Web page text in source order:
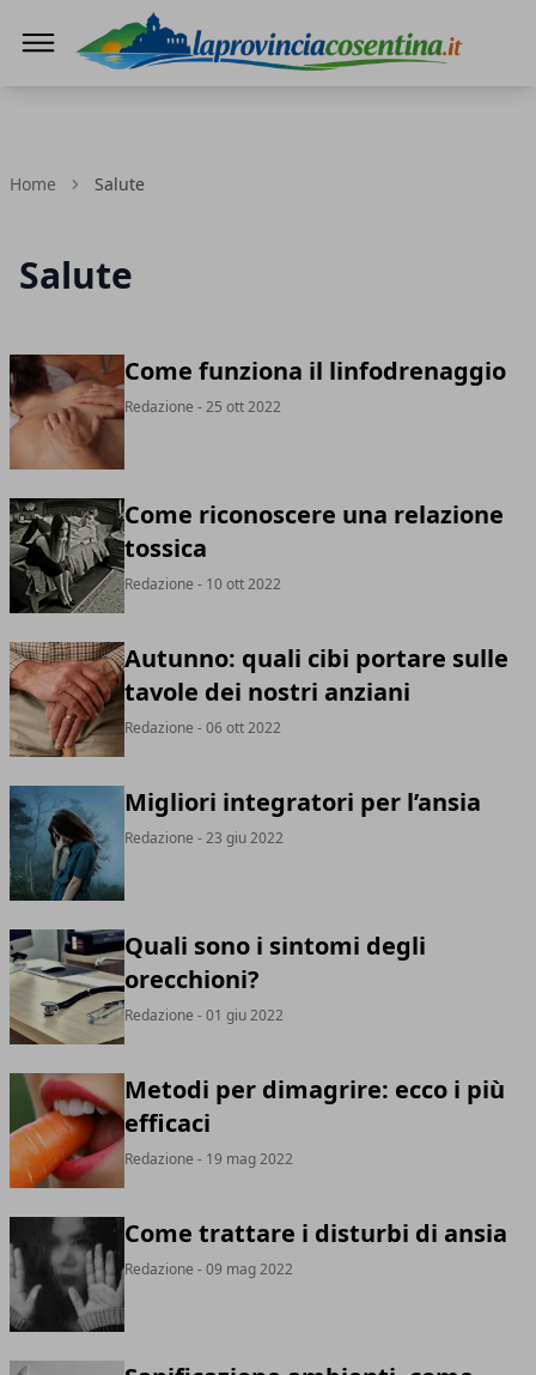
Home Salute
Salute
Come funziona il linfodrenaggio
Redazione - 25 ott 2022
Come riconoscere una relazione
tossica
Redazione - 10 ott 2022
Autunno: quali cibi portare sulle
tavole dei nostri anziani
Redazione - 06 ott 2022
Migliori integratori per l’ansia
Redazione - 23 giu 2022
Quali sono i sintomi degli
orecchioni?
Redazione - 01 giu 2022
Metodi per dimagrire: ecco i più
efficaci
Redazione - 19 mag 2022
Come trattare i disturbi di ansia
Redazione - 09 mag 2022